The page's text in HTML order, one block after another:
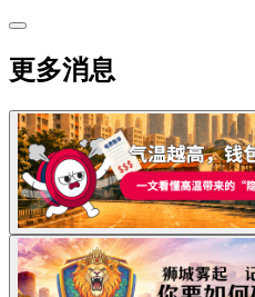
更多消息